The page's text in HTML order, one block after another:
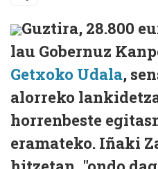
Guztira, 28.800
lau Gobernuz
Getxoko Udala,
alorreko
horrenbeste
eramateko. Iñaki